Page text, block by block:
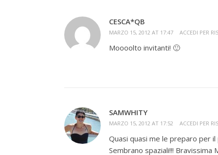
CESCA*QB
MARZO 15, 2012 AT 17:47 ACCEDI PER
Moooolto invitanti! 🙂
SAMWHITY
MARZO 15, 2012 AT 17:52 ACCEDI PER
Quasi quasi me le preparo per il
Sembrano spaziali!!!